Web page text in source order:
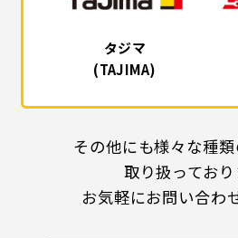
タジマ
(TAJIMA)
その他にも様々な種
取り扱っており
お気軽にお問い合わ